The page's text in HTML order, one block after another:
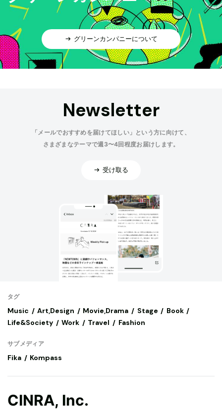
グリーンカンパニーについて
Newsletter
「メールでおすすめを届けてほしい」という方に向けて、
さまざまなテーマで週3〜4回程度お届けします。
受け取る
タグ
Music Art,Design Movie,Drama Stage
Book
Life&Society
Work Travel Fashion
サブメディア
Fika Kompass
CINRA, Inc.